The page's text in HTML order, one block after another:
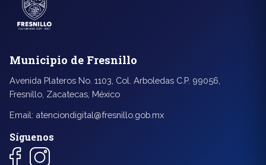
Municipio de Fresnillo
Avenida Plateros No. 1103, Col. Arboledas C.P. 99056,
Fresnillo, Zacatecas, México
Email: atenciondigital@fresnillo.gob.mx
Síguenos